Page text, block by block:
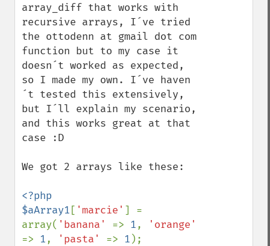
array_diff that works with
recursive arrays, I´ve tried
the ottodenn at gmail dot com
function but to my case it
doesn´t worked as expected,
so I made my own. I´ve haven
´t tested this extensively,
but I´ll explain my scenario,
and this works great at that
case :D
We got 2 arrays like these:
<?php
$aArray1 [ 'marcie' ] =
array( 'banana' => 1,
=> 1, 'pasta' => 1